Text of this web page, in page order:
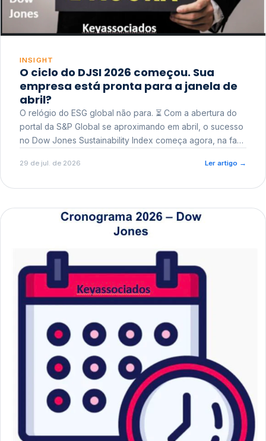
INSIGHT
O ciclo do DJSI 2026 começou. Sua
empresa está pronta para a janela de
abril?
O relógio do ESG global não para. ⏳ Com a abertura do
portal da S&P Global se aproximando em abril, o sucesso
no Dow Jones Sustainability Index começa agora, na fase
29 de jul. de 2026 Ler artigo →